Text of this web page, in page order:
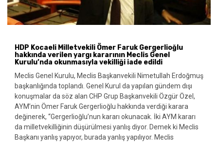
HDP Kocaeli Milletvekili Ömer Faruk Gergerlioğlu
hakkında verilen yargı kararının Meclis Genel
Kurulu’nda okunmasıyla vekilliği iade edildi
Meclis Genel Kurulu, Meclis Başkanvekili Nimetullah Erdoğmuş
başkanlığında toplandı. Genel Kurul da yapılan gündem dışı
konuşmalar da söz alan CHP Grup Başkanvekili Özgür Özel,
AYM’nin Ömer Faruk Gergerlioğlu hakkında verdiği karara
değinerek, “Gergerlioğlu’nun kararı okunacak. İki AYM kararı
da milletvekilliğinin düşürülmesi yanlış diyor. Demek ki Meclis
Başkanı yanlış yapıyor, burada yanlış yapılıyor. Meclis